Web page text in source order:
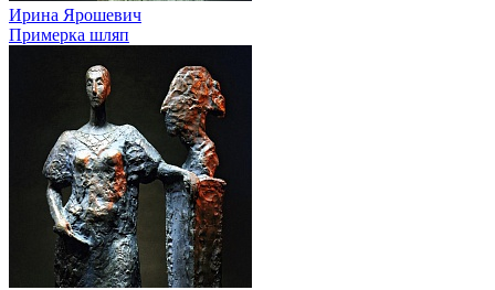
Ирина Ярошевич
Примерка шляп